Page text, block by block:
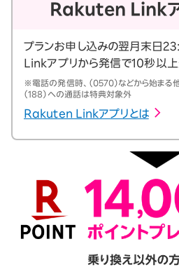
Rakuten Linkア
プランお申し込みの翌月末日
Linkアプリから発信で10秒以上
※電話の発信時、（0570）などから始まる
（188）への通話は特典対象外
Rakuten Linkアプリとは